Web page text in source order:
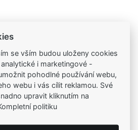
firma
jsme součástí vašich příběhů
produktů
máte výběr z tisíců šperků
se vším budou uloženy cookies
i marketingové -
pohodlné používání webu,
webu i vás cílit reklamou. Své
upravit kliknutím na
politiku